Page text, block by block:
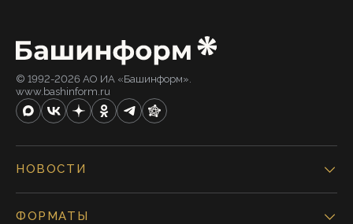
© 1992-2026 АО ИА «Башинформ».
www.bashinform.ru
НОВОСТИ
ФОРМАТЫ